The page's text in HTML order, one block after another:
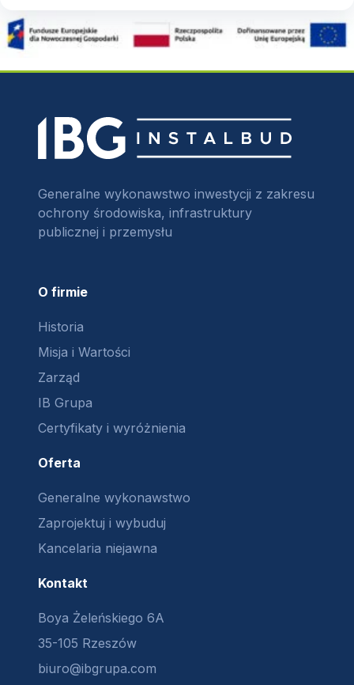
Generalne wykonawstwo inwestycji z zakresu
ochrony środowiska, infrastruktury
publicznej i przemysłu
O firmie
Historia
Misja i Wartości
Zarząd
IB Grupa
Certyfikaty i wyróżnienia
Oferta
Generalne wykonawstwo
Zaprojektuj i wybuduj
Kancelaria niejawna
Kontakt
Boya Żeleńskiego 6A
35-105 Rzeszów
biuro@ibgrupa.com